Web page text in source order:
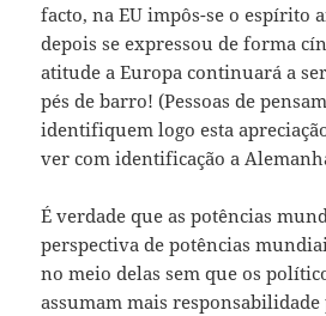
facto, na EU impôs-se o espírito
depois se expressou de forma
atitude a Europa continuará a
pés de barro! (Pessoas de
identifiquem logo esta
ver com identificação a
É verdade que as potências
perspectiva de potências
no meio delas sem que os
assumam mais